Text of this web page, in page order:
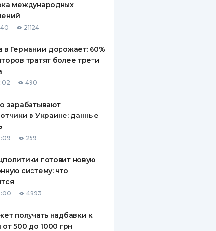
международных
21124
в Германии дорожает: 60%
тратят более трети
490
зарабатывают
в Украине: данные
259
готовит новую
систему: что
4893
получать надбавки к
от 500 до 1000 грн